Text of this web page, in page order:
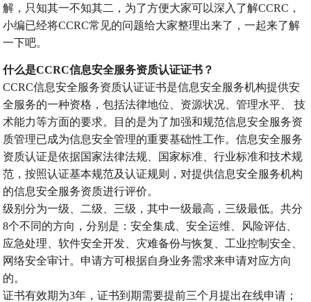
首页
增值电信
电商运营
游戏运营
文化出版
知识产权
其他资质
关于我们
解，只知其一不知其二，为了方便大家可以深入了解CCRC，
小编已经将CCRC常见的问题给大家整理出来了，一起来了解
一下吧。
什么是CCRC信息安全服务资质认证证书？
CCRC信息安全服务资质认证证书是信息安全服务机构提供安
全服务的一种资格，包括法律地位、资源状况、管理水平、 技
术能力等方面的要求。目的是为了加强和规范信息安全服务资
质管理已成为信息安全管理的重要基础性工作。信息安全服务
资质认证是依据国家法律法规、国家标准、行业标准和技术规
范，按照认证基本规范及认证规则，对提供信息安全服务机构
的信息安全服务资质进行评价。
级别分为一级、二级、三级，其中一级最高，三级最低。共分
8个不同的方向，分别是：安全集成、安全运维、风险评估、
应急处理、软件安全开发、灾难备份与恢复、工业控制安全、
网络安全审计。申请方可根据自身业务需求来申请对应方向
的。
证书有效期为3年，证书到期需要提前三个月提出在线申请；